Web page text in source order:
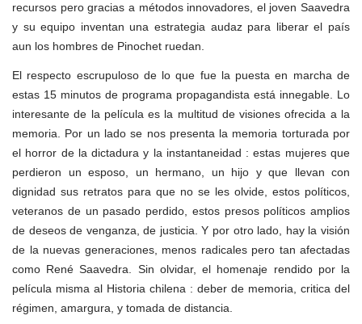
recursos pero gracias a métodos innovadores, el joven Saavedra
y su equipo inventan una estrategia audaz para liberar el país
aun los hombres de Pinochet ruedan.
El respecto escrupuloso de lo que fue la puesta en marcha de
estas 15 minutos de programa propagandista está innegable. Lo
interesante de la película es la multitud de visiones ofrecida a la
memoria. Por un lado se nos presenta la memoria torturada por
el horror de la dictadura y la instantaneidad : estas mujeres que
perdieron un esposo, un hermano, un hijo y que llevan con
dignidad sus retratos para que no se les olvide, estos políticos,
veteranos de un pasado perdido, estos presos políticos amplios
de deseos de venganza, de justicia. Y por otro lado, hay la visión
de la nuevas generaciones, menos radicales pero tan afectadas
como René Saavedra. Sin olvidar, el homenaje rendido por la
película misma al Historia chilena : deber de memoria, critica del
régimen, amargura, y tomada de distancia.